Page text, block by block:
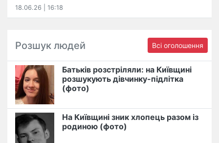
18.06.26 | 16:18
Розшук людей Всі оголошення
Батьків розстріляли: на Київщині
розшукують дівчинку-підлітка
(фото)
На Київщині зник хлопець разом із
родиною (фото)